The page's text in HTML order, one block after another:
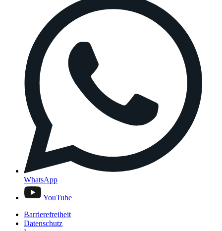
WhatsApp
YouTube
Barrierefreiheit
Datenschutz